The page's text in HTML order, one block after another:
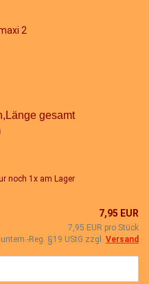
2
gesamt
noch 1x am Lager
7,95 EUR
7,95 EUR pro Stück
Reg. §19 UStG zzgl. Versand